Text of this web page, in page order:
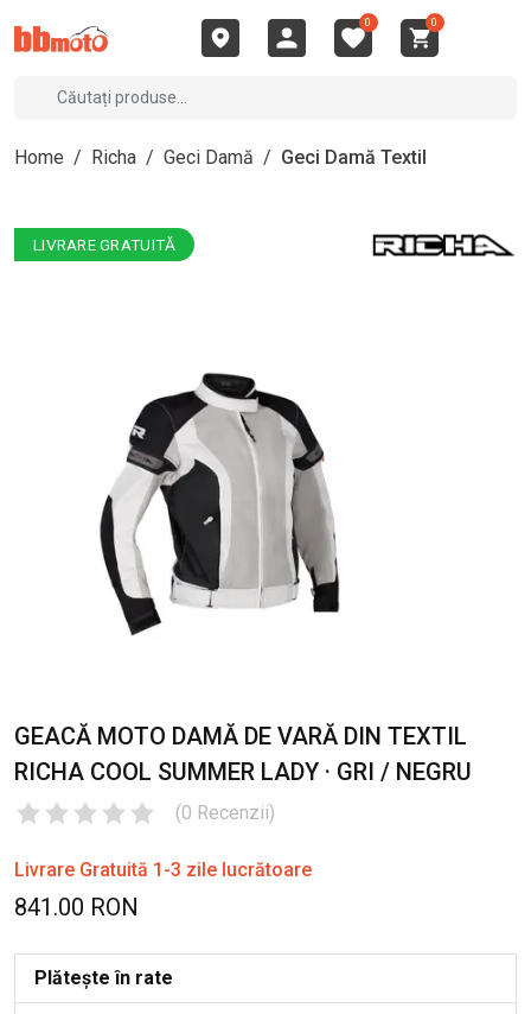
0 0
Home / Richa / Geci Damă / Geci Damă Textil
LIVRARE GRATUITĂ
GEACĂ MOTO DAMĂ DE VARĂ DIN TEXTIL
RICHA COOL SUMMER LADY · GRI / NEGRU
(0 Recenzii)
Livrare Gratuită 1-3 zile lucrătoare
841.00 RON
Plătește în rate